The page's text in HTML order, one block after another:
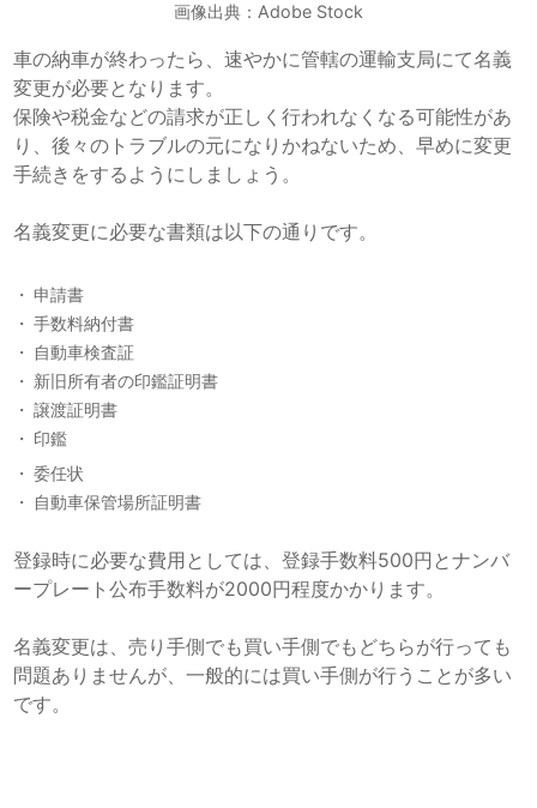
画像出典：Adobe Stock
車の納車が終わったら、速やかに管轄の運輸支局にて名義
変更が必要となります。
保険や税金などの請求が正しく行われなくなる可能性があ
り、後々のトラブルの元になりかねないため、早めに変更
手続きをするようにしましょう。
名義変更に必要な書類は以下の通りです。
申請書
手数料納付書
自動車検査証
新旧所有者の印鑑証明書
譲渡証明書
印鑑
委任状
自動車保管場所証明書
登録時に必要な費用としては、登録手数料500円とナンバ
ープレート公布手数料が2000円程度かかります。
名義変更は、売り手側でも買い手側でもどちらが行っても
問題ありませんが、一般的には買い手側が行うことが多い
です。